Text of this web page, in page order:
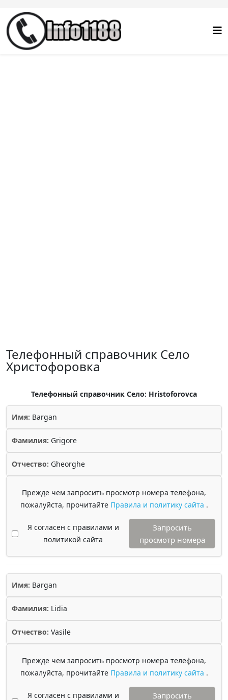
Телефонный справочник Село
Христофоровка
Телефонный справочник Село: Hristoforovca
Имя: Bargan
Фамилия: Grigore
Отчество: Gheorghe
Прежде чем запросить просмотр номера телефона,
пожалуйста, прочитайте Правила и политику сайта .
Я согласен с правилами и
политикой сайта
Запросить
просмотр номера
Имя: Bargan
Фамилия: Lidia
Отчество: Vasile
Прежде чем запросить просмотр номера телефона,
пожалуйста, прочитайте Правила и политику сайта .
Я согласен с правилами и
Запросить